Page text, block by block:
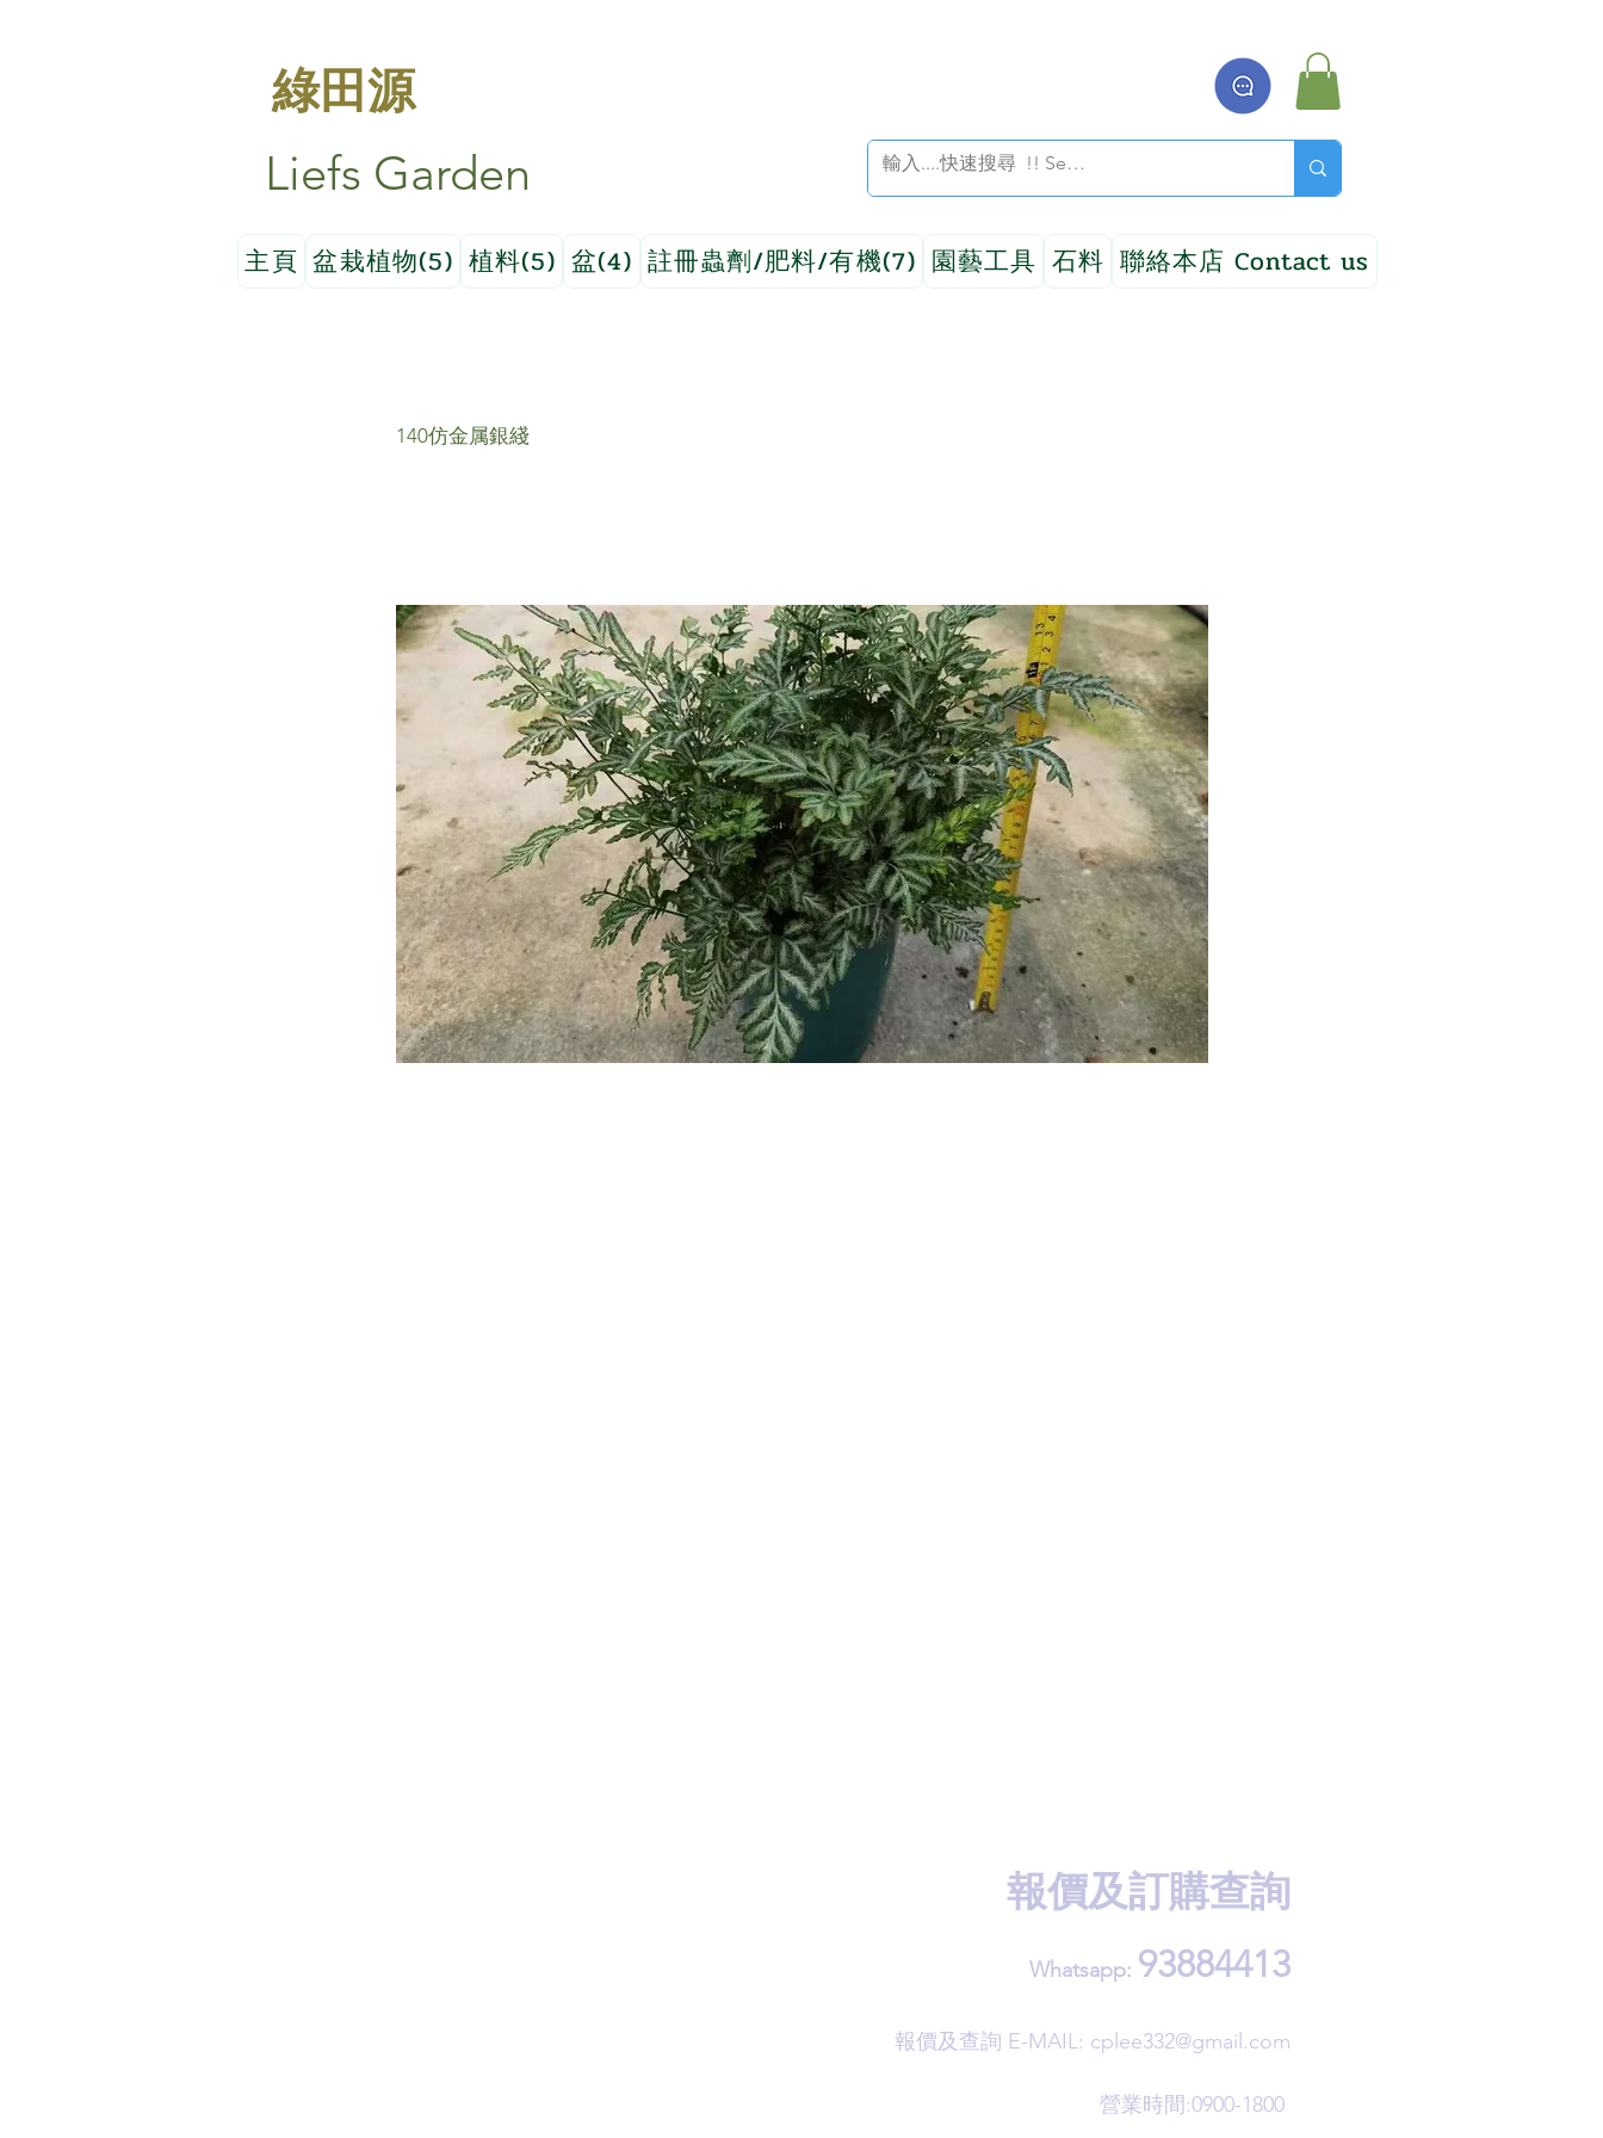
綠田源
Liefs Garden
主頁 盆栽植物(5) 植料(5) 盆(4) 註冊蟲劑/肥料/有機(7) 園藝工具 石料 聯絡本店 Contact us
140仿金属銀綫
報價及訂購查詢
Whatsapp: 93884413
​報價及查詢 E-MAIL: cplee332@gmail.com
營業時間:0900-1800